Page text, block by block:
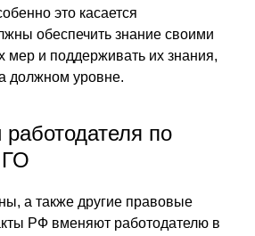
это касается
обеспечить знание своими
мер и поддерживать их знания,
должном уровне.
по
ГО
а также другие правовые
РФ вменяют работодателю в